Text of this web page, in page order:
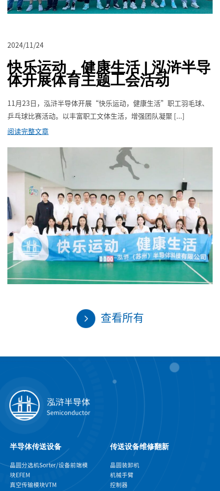
2024/11/24
快乐运动，健康生活 | 泓浒半导
体开展体育主题工会活动
11月23日，泓浒半导体开展“快乐运动，健康生活”职工羽毛球、
乒乓球比赛活动。以丰富职工文体生活，增强团队凝聚 [...]
阅读完整文章
查看所有
半导体传送设备
晶圆分选机Sorter/设备前端模
块EFEM
真空传输模块VTM
传送设备维修翻新
晶圆装卸机
机械手臂
控制器